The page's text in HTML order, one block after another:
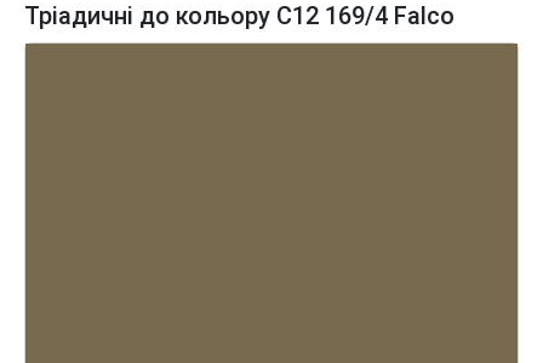
Тріадичні до кольору C12 169/4 Falco